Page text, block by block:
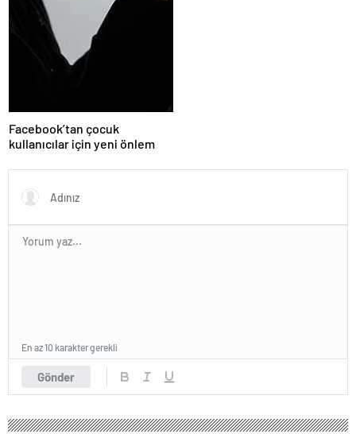
Facebook’tan çocuk
kullanıcılar için yeni önlem
Gönder
En az 10 karakter gerekli